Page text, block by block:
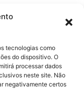
tecnologias como
do dispositivo. O
processar dados
neste site. Não
negativamente certos